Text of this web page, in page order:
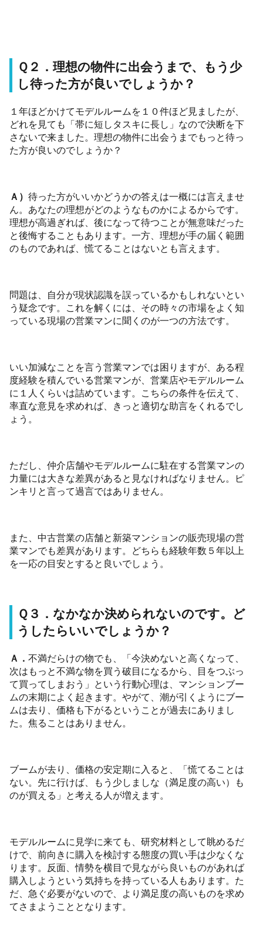
Ｑ２．理想の物件に出会うまで、もう少
し待った方が良いでしょうか？
１年ほどかけてモデルルームを１０件ほど見ましたが、
どれを見ても「帯に短しタスキに長し」なので決断を下
さないで来ました。理想の物件に出会うまでもっと待っ
た方が良いのでしょうか？
Ａ）待った方がいいかどうかの答えは一概には言えませ
ん。あなたの理想がどのようなものかによるからです。
理想が高過ぎれば、後になって待つことが無意味だった
と後悔することもあります。一方、理想が手の届く範囲
のものであれば、慌てることはないとも言えます。
問題は、自分が現状認識を誤っているかもしれないとい
う疑念です。これを解くには、その時々の市場をよく知
っている現場の営業マンに聞くのが一つの方法です。
いい加減なことを言う営業マンでは困りますが、ある程
度経験を積んでいる営業マンが、営業店やモデルルーム
に１人くらいは詰めています。こちらの条件を伝えて、
率直な意見を求めれば、きっと適切な助言をくれるでし
ょう。
ただし、仲介店舗やモデルルームに駐在する営業マンの
力量には大きな差異があると見なければなりません。ピ
ンキリと言って過言ではありません。
また、中古営業の店舗と新築マンションの販売現場の営
業マンでも差異があります。どちらも経験年数５年以上
を一応の目安とすると良いでしょう。
Ｑ３．なかなか決められないのです。ど
うしたらいいでしょうか？
Ａ．不満だらけの物でも、「今決めないと高くなって、
次はもっと不満な物を買う破目になるから、目をつぶっ
て買ってしまおう」という行動心理は、マンションブー
ムの末期によく起きます。やがて、潮が引くようにブー
ムは去り、価格も下がるということが過去にありまし
た。焦ることはありません。
ブームが去り、価格の安定期に入ると、「慌てることは
ない。先に行けば、もう少しましな（満足度の高い）も
のが買える」と考える人が増えます。
モデルルームに見学に来ても、研究材料として眺めるだ
けで、前向きに購入を検討する態度の買い手は少なくな
ります。反面、情勢を横目で見ながら良いものがあれば
購入しようという気持ちを持っている人もあります。た
だ、急ぐ必要がないので、より満足度の高いものを求め
てさまようこととなります。